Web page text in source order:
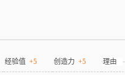
经验值 +5 创造力 +5 理由